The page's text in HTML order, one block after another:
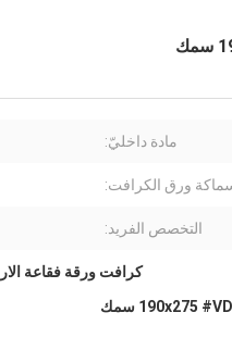
مادة داخليّ:
ورق الكرافت:
التخصص الفريد:
كرافت ورقة فقاعة